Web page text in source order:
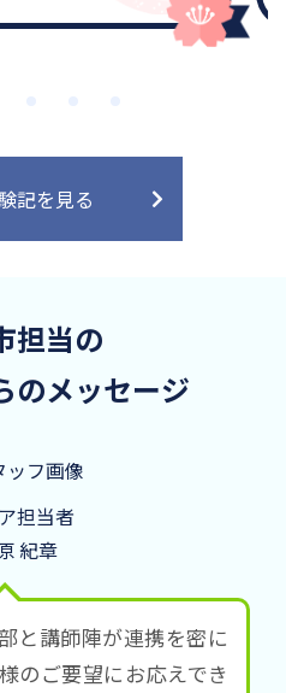
記を見る
担当の
のメッセージ
担当者
紀章
と講師陣が連携を密に
のご要望にお応えでき